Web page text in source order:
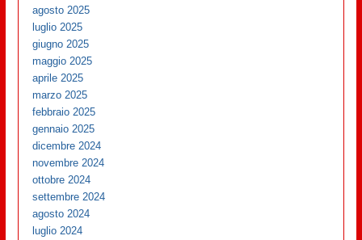
agosto 2025
luglio 2025
giugno 2025
maggio 2025
aprile 2025
marzo 2025
febbraio 2025
gennaio 2025
dicembre 2024
novembre 2024
ottobre 2024
settembre 2024
agosto 2024
luglio 2024